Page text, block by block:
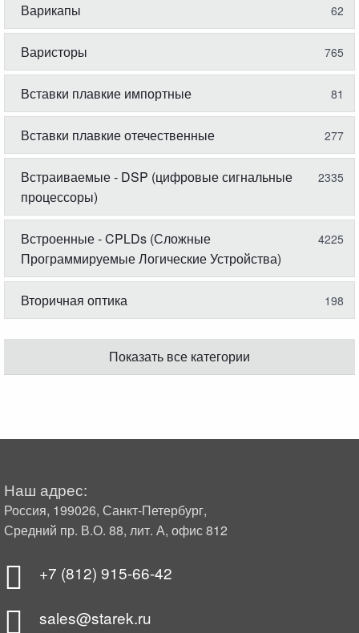
Варикапы 62
Варисторы 765
Вставки плавкие импортные 81
Вставки плавкие отечественные 277
Встраиваемые - DSP (цифровые сигнальные
процессоры)
2335
Встроенные - CPLDs (Сложные
Программируемые Логические Устройства)
4225
Вторичная оптика 198
Показать все категории
Наш адрес:
Россия, 199026, Санкт-Петербург,
Средний пр. В.О. 88, лит. А, офис 812
+7 (812) 915-66-42
sales@starek.ru